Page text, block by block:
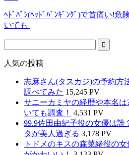
ﾍﾄﾞﾊﾞﾝ(ﾍｯﾄﾞﾊﾞﾝｷﾞﾝｸﾞ)で首痛い!危
いても
人気の投稿
志麻さん(タスカジ)の予約方
調べてみた 15,245 PV
サニーカミヤの経歴や本名
いても調査！
4,531 PV
99.9佐田由紀子役の女優は誰
タが美人過ぎる 3,178 PV
トドメのキスの森菜緒役の